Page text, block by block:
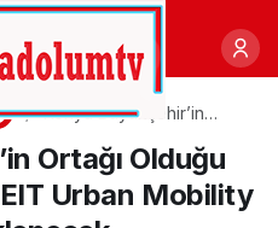
Konya Büyükşehir’in
Projesi EIT Urban Mobility
Tarafından
Desteklenecek
Ortağı Olduğu
Urban Mobility
Paylaş